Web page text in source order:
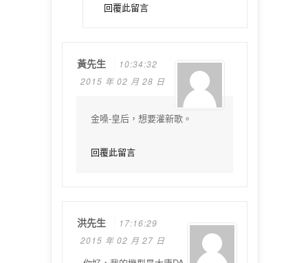
回覆此留言
黃先生
10:34:32
2015 年 02 月 28 日
金嗓-皇后，想要灌新歌。
回覆此留言
洪先生
17:16:29
2015 年 02 月 27 日